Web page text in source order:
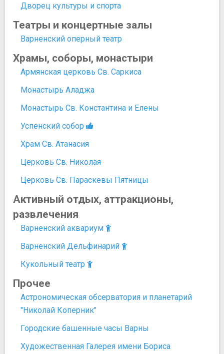
Дворец культуры и спорта
Театры и концертные залы
Варненский оперный театр
Храмы, соборы, монастыри
Армянская церковь Св. Саркиса
Монастырь Аладжа
Монастырь Св. Константина и Елены
Успенский собор
Храм Св. Атанасия
Церковь Св. Николая
Церковь Св. Параскевы Пятницы
Активный отдых, аттракционы,
развлечения
Варненский аквариум
Варненский Дельфинарий
Кукольный театр
Прочее
Астрономическая обсерватория и планетарий
"Николай Коперник"
Городские башенные часы Варны
Художественная Галерея имени Бориса